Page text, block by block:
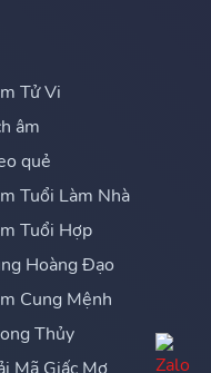
Tử Vi
âm
quẻ
Tuổi Làm Nhà
Tuổi Hợp
Hoàng Đạo
Cung Mệnh
Thủy